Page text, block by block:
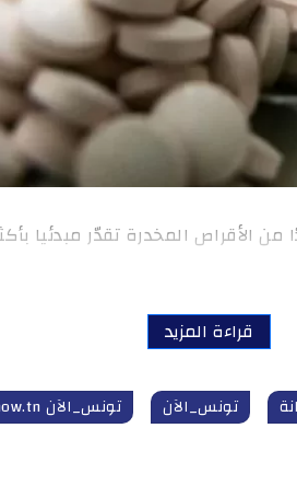
الأقراص المخدرة تقدّر مبدئيا
قراءة المزيد
تونس_الآن
تونس_الآن tunisnow.tn